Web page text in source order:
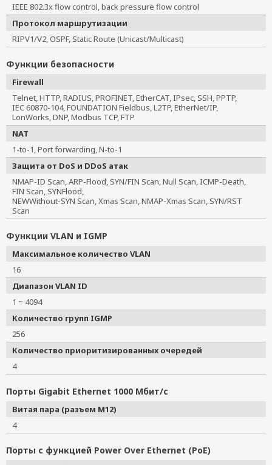
IEEE 802.3x flow control, back pressure flow control
Протокол маршрутизации
RIPV1/V2, OSPF, Static Route (Unicast/Multicast)
Функции безопасности
Firewall
Telnet, HTTP, RADIUS, PROFINET, EtherCAT, IPsec, SSH, PPTP,
IEC 60870-104, FOUNDATION Fieldbus, L2TP, EtherNet/IP,
LonWorks, DNP, Modbus TCP, FTP
NAT
1-to-1, Port forwarding, N-to-1
Защита от DoS и DDoS атак
NMAP-ID Scan, ARP-Flood, SYN/FIN Scan, Null Scan, ICMP-Death,
FIN Scan, SYNFlood,
NEWWithout-SYN Scan, Xmas Scan, NMAP-Xmas Scan, SYN/RST
Scan
Функции VLAN и IGMP
Максимальное количество VLAN
16
Диапазон VLAN ID
1 ~ 4094
Количество групп IGMP
256
Количество приоритизированных очередей
4
Порты Gigabit Ethernet 1000 Мбит/с
Витая пара (разъем M12)
4
Порты с функцией Power Over Ethernet (PoE)